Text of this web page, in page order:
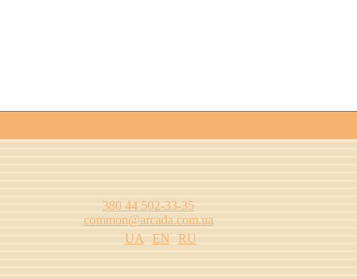
380 44 502-33-35
common@arcada.com.ua
UA
EN
RU